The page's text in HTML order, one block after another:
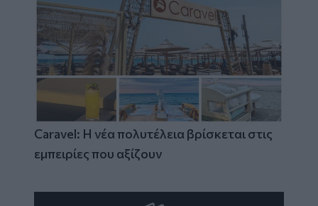
Caravel: Η νέα πολυτέλεια βρίσκεται στις
εμπειρίες που αξίζουν